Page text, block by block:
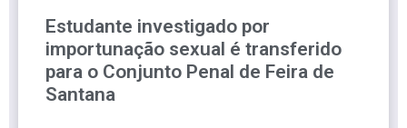
Estudante investigado por
importunação sexual é transferido
para o Conjunto Penal de Feira de
Santana